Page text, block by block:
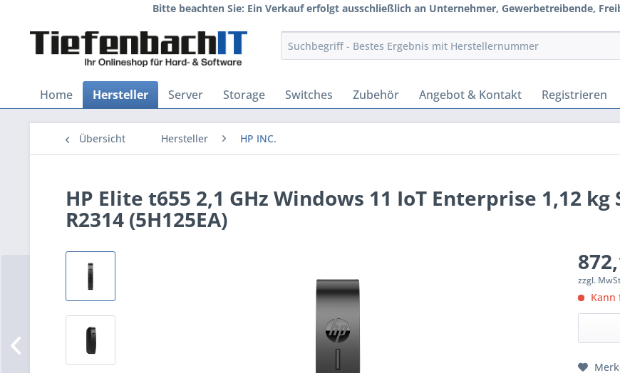
Bitte beachten Sie: Ein Verkauf erfolgt ausschließlich an Unternehmer, Gewerbetreibende,
Home Hersteller Server Storage Switches Zubehör Angebot & Kontakt Registrieren
Übersicht Hersteller HP INC.
HP Elite t655 2,1 GHz Windows 11 IoT Enterprise 1,12 kg
R2314 (5H125EA)
zzgl.
Kann